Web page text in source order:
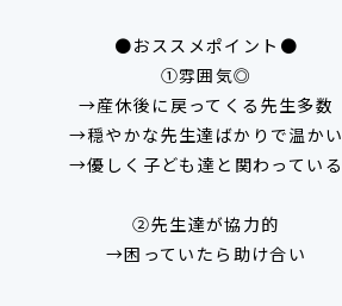
●おススメポイント●
①雰囲気◎
→産休後に戻ってくる先生多数
→穏やかな先生達ばかりで温かい
→優しく子ども達と関わっている
②先生達が協力的
→困っていたら助け合い